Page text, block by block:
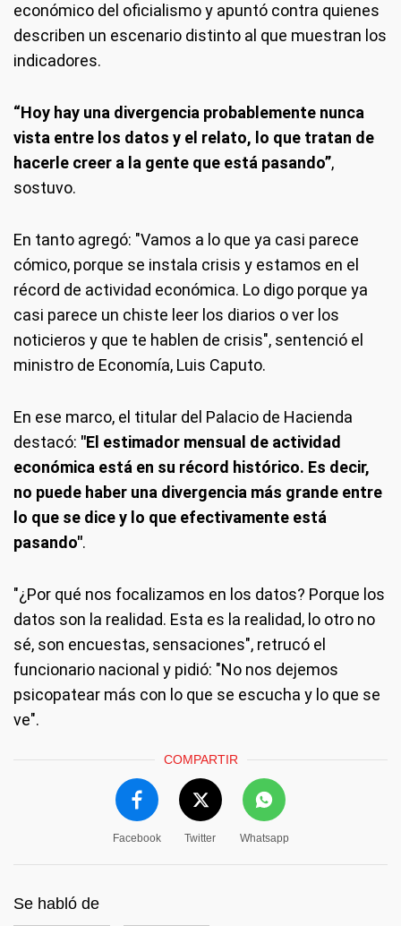
económico del oficialismo y apuntó contra quienes
describen un escenario distinto al que muestran los
indicadores.
“Hoy hay una divergencia probablemente nunca
vista entre los datos y el relato, lo que tratan de
hacerle creer a la gente que está pasando”,
sostuvo.
En tanto agregó: "Vamos a lo que ya casi parece
cómico, porque se instala crisis y estamos en el
récord de actividad económica. Lo digo porque ya
casi parece un chiste leer los diarios o ver los
noticieros y que te hablen de crisis", sentenció el
ministro de Economía, Luis Caputo.
En ese marco, el titular del Palacio de Hacienda
destacó: "El estimador mensual de actividad
económica está en su récord histórico. Es decir,
no puede haber una divergencia más grande entre
lo que se dice y lo que efectivamente está
pasando".
"¿Por qué nos focalizamos en los datos? Porque los
datos son la realidad. Esta es la realidad, lo otro no
sé, son encuestas, sensaciones", retrucó el
funcionario nacional y pidió: "No nos dejemos
psicopatear más con lo que se escucha y lo que se
ve".
COMPARTIR
Facebook Twitter Whatsapp
Se habló de